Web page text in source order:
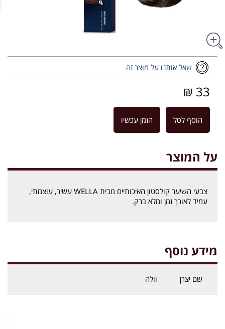
שאל אותנו על מוצר זה
33 ₪
הוסף לסל הזמן עכשיו
על המוצר
צבעי השיער קולסטון האיכותיים מבית WELLA עשיר, עוצמתי,
עמיד לאורך זמן ומלא ברק.
מידע נוסף
שם יצרן וולה